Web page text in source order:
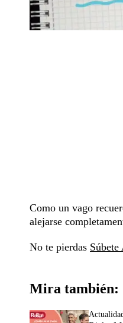
Como un vago
alejarse
No te pierdas
Mira también: